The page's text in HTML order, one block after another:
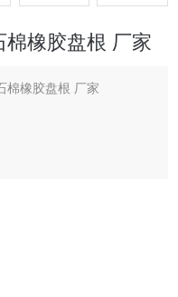
橡胶盘根 厂家
棉橡胶盘根 厂家
，表面再涂石墨，用于
根。